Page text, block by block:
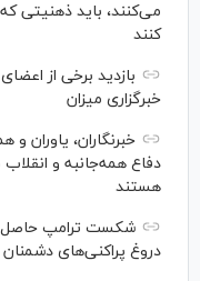
می‌کنند، باید ذهنیتی
کنند
بازدید برخی از
خبرگزاری میزان
خبرنگاران، یاوران
دفاع همه‌جانبه و
هستند
شکست ترامپ حاصل
دروغ پراکنی‌های